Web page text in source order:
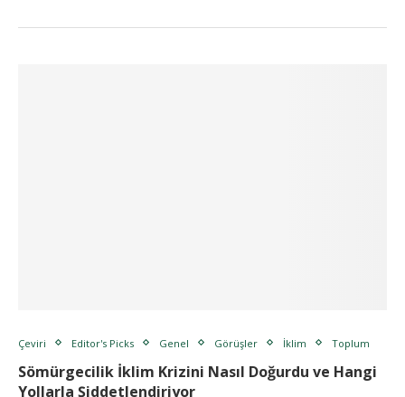
Çeviri Editor's Picks Genel Görüşler İklim Toplum
Sömürgecilik İklim Krizini Nasıl Doğurdu ve Hangi
Yollarla Şiddetlendiriyor